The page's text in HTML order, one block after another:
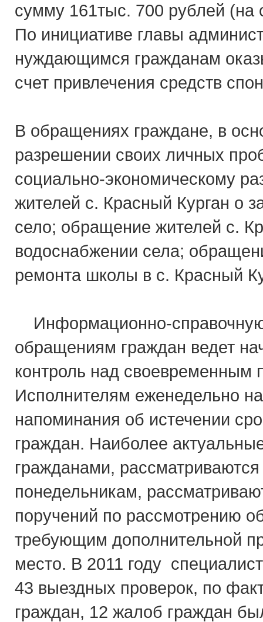
сумму 161тыс. 700 рублей
По инициативе главы
нуждающимся гражданам
счет привлечения средств
В обращениях граждане, в
разрешении своих личных
социально-экономическому
жителей с. Красный Курган о
село; обращение жителей с.
водоснабжении села;
ремонта школы в с. Красный
Информационно-
обращениям граждан ведет
контроль над своевременным
Исполнителям еженедельно
напоминания об истечении
граждан. Наиболее
гражданами,
понедельникам,
поручений по рассмотрению
требующим дополнительной
место. В 2011 году
43 выездных проверок, по
граждан, 12 жалоб граждан